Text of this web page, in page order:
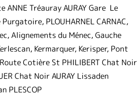
ANNE Tréauray AURAY Gare Le
PLOUHARNEL CARNAC,
Alignements du Ménec, Gauche
Kermarquer, Kerisper, Pont
Cotière St PHILIBERT Chat Noir
Chat Noir AURAY Lissaden
PLESCOP